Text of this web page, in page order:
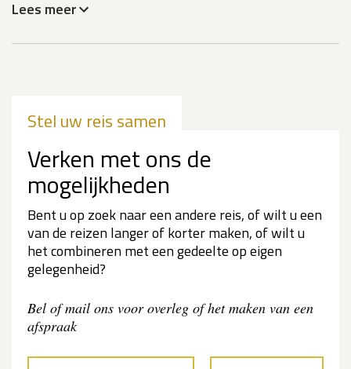
Lees meer
Stel uw reis samen
Verken met ons de
mogelijkheden
Bent u op zoek naar een andere reis, of wilt u een
van de reizen langer of korter maken, of wilt u
het combineren met een gedeelte op eigen
gelegenheid?
Bel of mail ons voor overleg of het maken van een
afspraak